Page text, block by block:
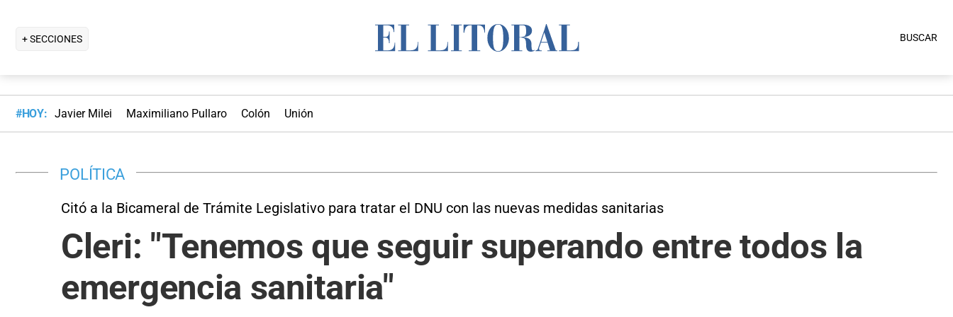
+ SECCIONES BUSCAR
#HOY: Javier Milei Maximiliano Pullaro Colón Unión
POLÍTICA
Citó a la Bicameral de Trámite Legislativo para tratar el DNU con las nuevas medidas sanitarias
Cleri: "Tenemos que seguir superando entre todos la
emergencia sanitaria"